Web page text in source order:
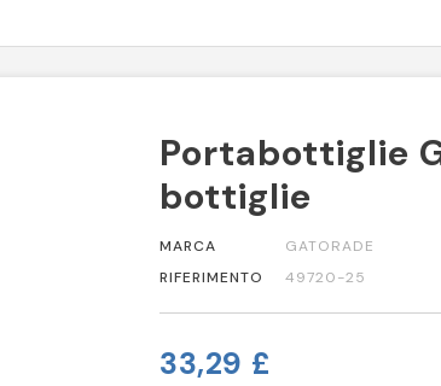
Portabottiglie
bottiglie
MARCA
GATORADE
RIFERIMENTO
49720-25
33,29 £